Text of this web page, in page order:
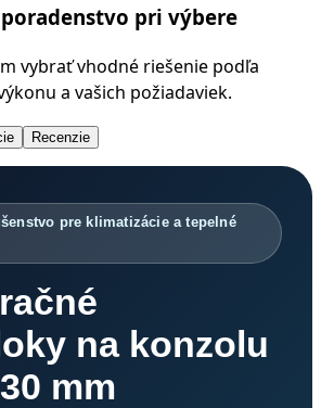
pri výbere
vybrať vhodné riešenie podľa
a vašich požiadaviek.
Recenzie
pre klimatizácie a tepelné
na konzolu
mm